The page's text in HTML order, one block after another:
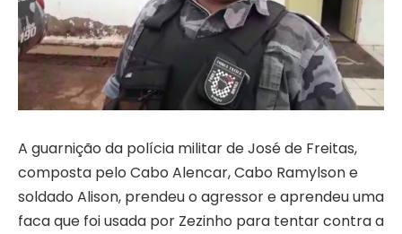
A guarnição da polícia militar de José de Freitas,
composta pelo Cabo Alencar, Cabo Ramylson e
soldado Alison, prendeu o agressor e aprendeu uma
faca que foi usada por Zezinho para tentar contra a